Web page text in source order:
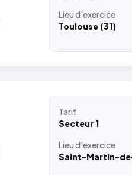
Lieud'exercice
Toulouse (31)
Tarif
Secteur 1
Lieud'exercice
Saint-Martin-